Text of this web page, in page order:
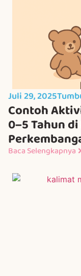
Juli 29, 2025
Contoh
0–5 Tahun
Baca Selengkapnya